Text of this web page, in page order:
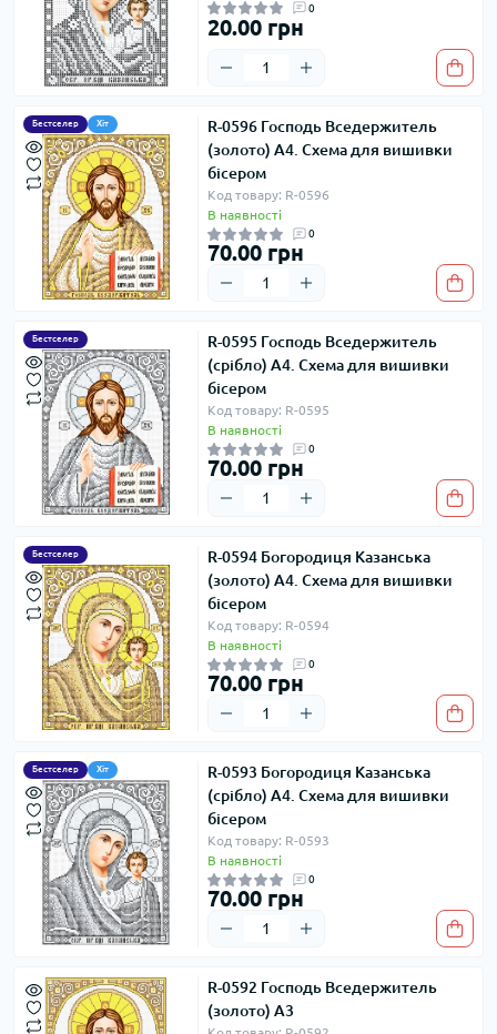
0
20.00 грн
Бестселер Хіт
R-0596 Господь Вседержитель
(золото) А4. Схема для вишивки
бісером
Код товару: R-0596
В наявності
0
70.00 грн
Бестселер
R-0595 Господь Вседержитель
(срібло) А4. Схема для вишивки
бісером
Код товару: R-0595
В наявності
0
70.00 грн
Бестселер
R-0594 Богородиця Казанська
(золото) А4. Схема для вишивки
бісером
Код товару: R-0594
В наявності
0
70.00 грн
Бестселер Хіт
R-0593 Богородиця Казанська
(срібло) А4. Схема для вишивки
бісером
Код товару: R-0593
В наявності
0
70.00 грн
R-0592 Господь Вседержитель
(золото) А3